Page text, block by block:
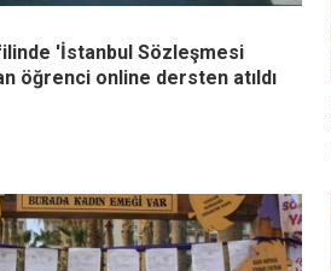
'İstanbul Sözleşmesi
öğrenci online dersten atıldı